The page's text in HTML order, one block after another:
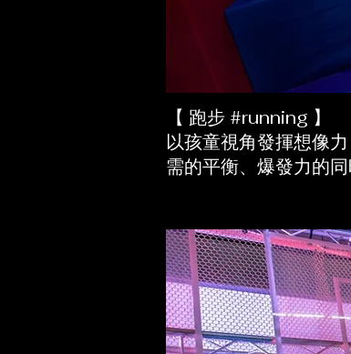
【 跑步 #running 】
以孩童視角發揮想像
需的平衡、爆發力的